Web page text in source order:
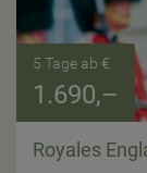
5 Tage ab €
1.690,–
Royales